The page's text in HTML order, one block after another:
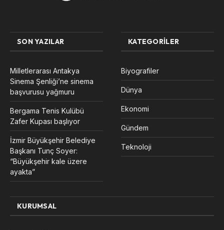
SON YAZILAR
Milletlerarası Antakya
Sinema Şenliği’ne sinema
başvurusu yağmuru
Bergama Tenis Kulübü
Zafer Kupası başlıyor
İzmir Büyükşehir Belediye
Başkanı Tunç Soyer:
“Büyükşehir kale üzere
ayakta”
KATEGORILER
Biyografiler
Dünya
Ekonomi
Gündem
Teknoloji
KURUMSAL